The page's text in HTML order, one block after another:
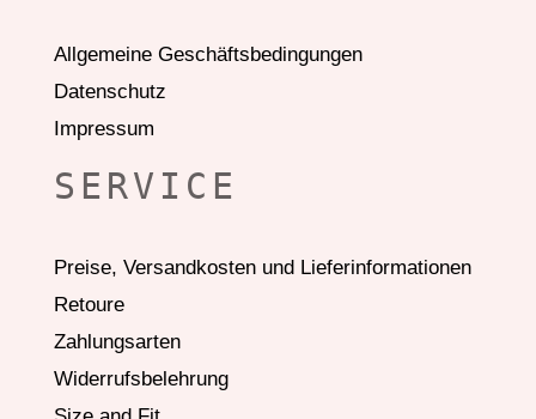
Allgemeine Geschäftsbedingungen
Datenschutz
Impressum
SERVICE
Preise, Versandkosten und Lieferinformationen
Retoure
Zahlungsarten
Widerrufsbelehrung